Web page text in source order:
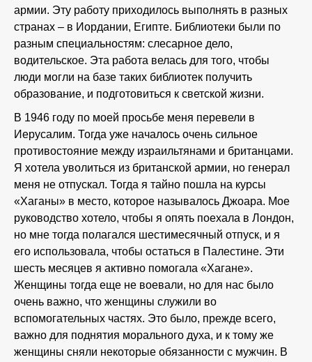
армии. Эту работу приходилось выполнять в разных
странах – в Иордании, Египте. Библиотеки были по
разным специальностям: слесарное дело,
водительское. Эта работа велась для того, чтобы
люди могли на базе таких библиотек получить
образование, и подготовиться к светской жизни.
В 1946 году по моей просьбе меня перевели в
Иерусалим. Тогда уже началось очень сильное
противостояние между израильтянами и британцами.
Я хотела уволиться из британской армии, но генерал
меня не отпускал. Тогда я тайно пошла на курсы
«Хаганы» в место, которое называлось Джоара. Мое
руководство хотело, чтобы я опять поехала в Лондон,
но мне тогда полагался шестимесячный отпуск, и я
его использовала, чтобы остаться в Палестине. Эти
шесть месяцев я активно помогала «Хагане».
Женщины тогда еще не воевали, но для нас было
очень важно, что женщины служили во
вспомогательных частях. Это было, прежде всего,
важно для поднятия морального духа, и к тому же
женщины сняли некоторые обязанности с мужчин. В